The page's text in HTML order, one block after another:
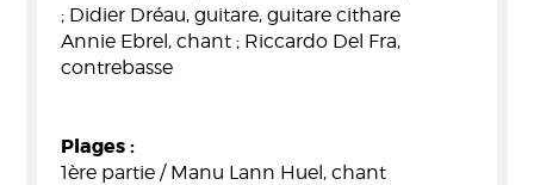
; Didier Dréau, guitare, guitare cithare
Annie Ebrel, chant ; Riccardo Del Fra,
contrebasse
Plages :
1ère partie / Manu Lann Huel, chant